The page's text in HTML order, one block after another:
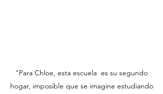
"Para Chloe, esta escuela es su segundo
hogar, imposible que se imagine estudiando